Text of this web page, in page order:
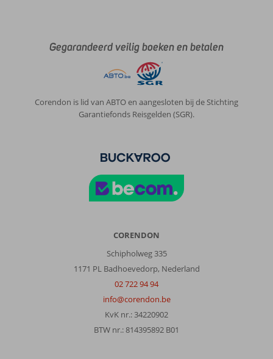
Gegarandeerd veilig boeken en betalen
Corendon is lid van ABTO en aangesloten bij de Stichting
Garantiefonds Reisgelden (SGR).
CORENDON
Schipholweg 335
1171 PL Badhoevedorp, Nederland
02 722 94 94
info@corendon.be
KvK nr.: 34220902
BTW nr.: 814395892 B01